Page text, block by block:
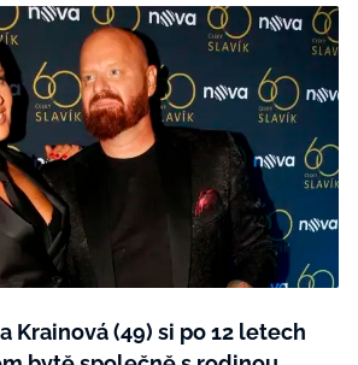
BurdaMedia
Extra
SVĚT ŽENY - 599 KČ
ROČNÍ PŘEDPLATNÉ SVĚT ŽENY +
SADA PRODUKTŮ MANA (10 ks)
Krainová (49) si po 12 letech